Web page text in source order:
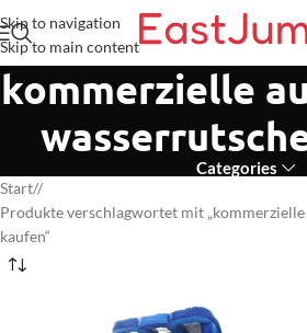
Skip to navigation
Skip to main content
kommerzielle
Categories
Start/
Produkte verschlagwortet mit
kaufen“